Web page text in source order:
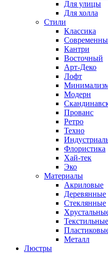
Для улицы
Для холла
Стили
Классика
Кантри
Восточный
Арт-Деко
Лофт
Модерн
Прованс
Ретро
Техно
Флористика
Хай-тек
Эко
Материалы
Акриловые
Деревянные
Стеклянные
Текстильные
Металл
Люстры